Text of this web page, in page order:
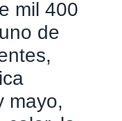
mil 400
de
mayo,